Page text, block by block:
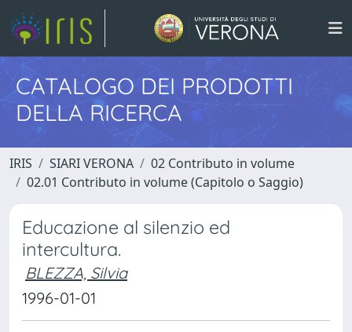
CATALOGO DEI PRODOTTI
DELLA RICERCA
IRIS SIARI VERONA
02 Contributo in volume
02.01 Contributo in volume (Capitolo o Saggio)
Educazione al silenzio ed
intercultura.
BLEZZA, Silvia
1996-01-01